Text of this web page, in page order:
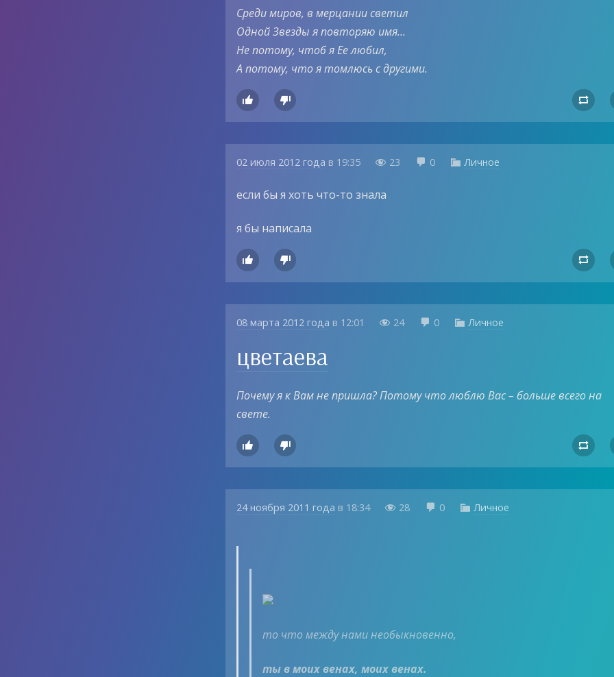
Среди миров, в мерцании светил
Одной Звезды я повторяю имя…
Не потому, чтоб я Ее любил,
А потому, что я томлюсь с другими.
  
02 июля 2012 года в 19:35  23  0  Личное
если бы я хоть что-то знала
я бы написала
  
08 марта 2012 года в 12:01  24  0  Личное
цветаева
Почему я к Вам не пришла? Потому что люблю Вас – больше всего на
свете.
  
24 ноября 2011 года в 18:34  28  0  Личное
то что между нами необыкновенно,
ты в моих венах, моих венах.